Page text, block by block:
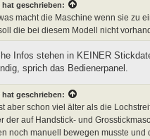
hat geschrieben:
macht die Maschine wenn sie zu
die bei diesem Modell nicht
Infos stehen in KEINER
sprich das Bedienerpanel.
hat geschrieben:
aber schon viel älter als die
der auf Handstick- und
noch manuell bewegen musste und